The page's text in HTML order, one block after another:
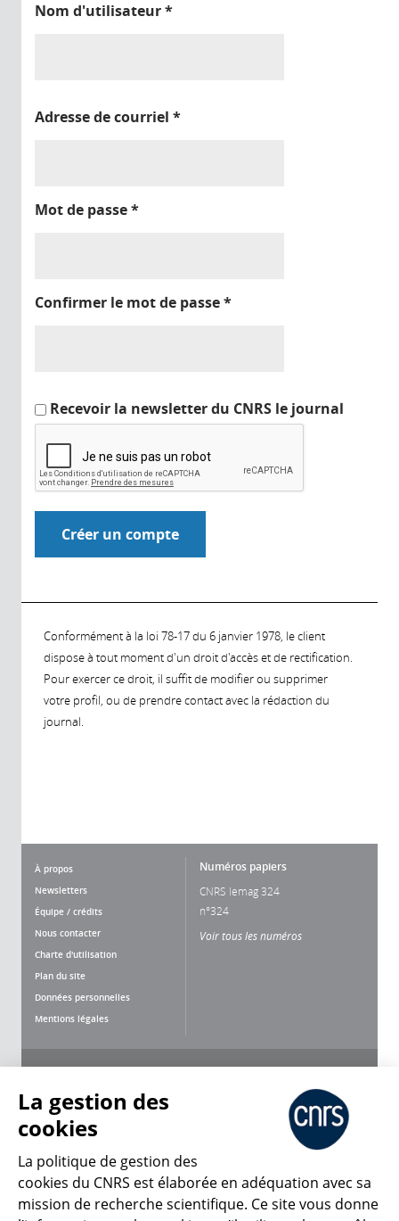
Nom d'utilisateur*
Adresse de courriel *
Mot de passe*
Confirmer le mot de passe*
Recevoir la newsletter du CNRS le journal
Conformément à la loi 78-17 du 6 janvier 1978, le client
dispose à tout moment d'un droit d'accès et de rectification.
Pour exercer ce droit, il suffit de modifier ou supprimer
votre profil, ou de prendre contact avec la rédaction du
journal.
À propos
Newsletters
Équipe / crédits
Nous contacter
Charte d'utilisation
Plan du site
Données personnelles
Mentions légales
Numéros papiers
CNRS lemag 324
n°324
Voir tous les numéros
CNRS Le Mag
La gestion des
cookies
La politique de gestion des
cookies du CNRS est élaborée en adéquation avec sa
mission de recherche scientifique. Ce site vous donne